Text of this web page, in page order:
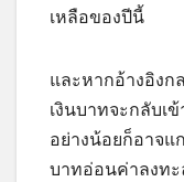
เหลือของปีนี้
และหากอ้างอิงก
เงินบาทจะกลับเ
อย่างน้อยก็อาจแ
บาทอ่อนค่าลงท